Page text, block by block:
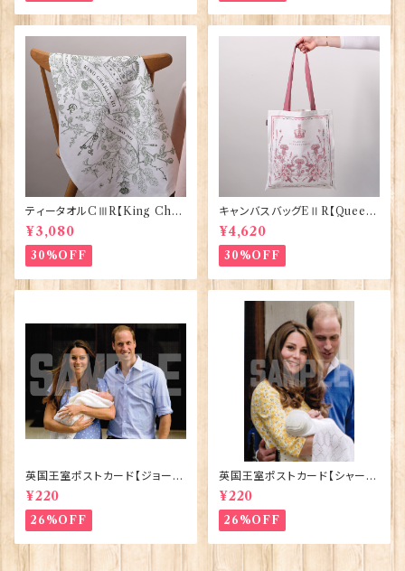
ティータオルCⅢR【King Char
lesⅢ Coronation】Victoria
Eggs 50129
¥3,080
30%OFF
キャンバスバッグEⅡR【Queen
ElizabethⅡ Commemorativ
e】Victoria Eggs 90332
¥4,620
30%OFF
英国王室ポストカード【ジョージ
王子ご誕生】Pageantry Post
card 90183-JEF100
¥220
26%OFF
英国王室ポストカード【シャーロ
ット王女2】Pageantry Postca
rd 90183-JEF202
¥220
26%OFF